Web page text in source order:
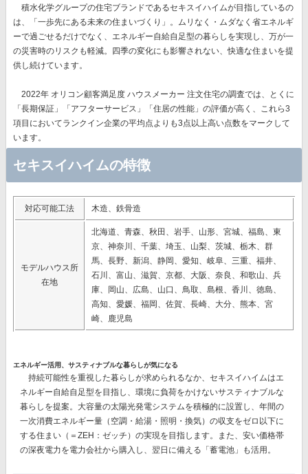
積水化学グループの住宅ブランドであるセキスイハイムが目指しているの
は、
「一歩先にある未来の住まいづくり」。 ムリなく・ムダなく省エネルギ
ーで過ごせるだけでなく、エネルギー自給自足型の暮らしを実現し、万が一
の災害時のリスクも軽減。四季の変化にも影響されない、快適な住まいを提
供し続けています。
2022年 オリコン顧客満足度 ハウスメーカー 注文住宅の調査では、とくに
「長期保証」「アフターサービス」「住居の性能」の評価が高く、これら3
項目においてランクイン企業の平均点よりも3点以上高い点数をマークして
います。
セキスイハイムの特徴
対応可能工法 木造、鉄骨造
モデルハウス所
在地
北海道、青森、秋田、岩手、山形、宮城、福島、東
京、神奈川、千葉、埼玉、山梨、茨城、栃木、群
馬、長野、新潟、静岡、愛知、岐阜、三重、福井、
石川、富山、滋賀、京都、大阪、奈良、和歌山、兵
庫、岡山、広島、山口、鳥取、島根、香川、徳島、
高知、愛媛、福岡、佐賀、長崎、大分、熊本、宮
崎、鹿児島
エネルギー活用、サスティナブルな暮らしが気になる
持続可能性を重視した暮らしが求められるなか、セキスイハイムはエ
ネルギー自給自足型を目指し、環境に負荷をかけないサスティナブルな
暮らしを提案。大容量の太陽光発電システムを積極的に設置し、 年間の
一次消費エネルギー量（空調・給湯・照明・換気）の収支をゼロ以下に
する住まい（＝ZEH：ゼッチ）の実現を目指します。また、安い価格帯
の深夜電力を電力会社から購入し、翌日に備える 「蓄電池」 も活用。